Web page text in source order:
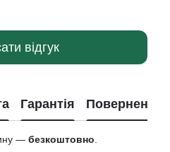
відгук
Гарантія Повернення
— безкоштовно.